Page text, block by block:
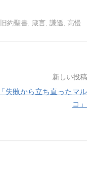
旧約聖書 箴言 謙遜 高慢
新しい投稿
「失敗から立ち直ったマル
コ」